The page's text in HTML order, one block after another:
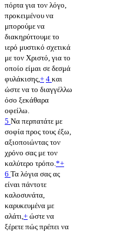
πόρτα για τον λόγο,
προκειμένου να
μπορούμε να
διακηρύττουμε το
ιερό μυστικό σχετικά
με τον Χριστό, για το
οποίο είμαι σε δεσμά
φυλάκισης,+ 4 και
ώστε να το διαγγέλλω
όσο ξεκάθαρα
οφείλω.
5 Να περπατάτε με
σοφία προς τους έξω,
αξιοποιώντας τον
χρόνο σας με τον
καλύτερο τρόπο.*+
6 Τα λόγια σας ας
είναι πάντοτε
καλοσυνάτα,
καρυκευμένα με
αλάτι,+ ώστε να
ξέρετε πώς πρέπει να